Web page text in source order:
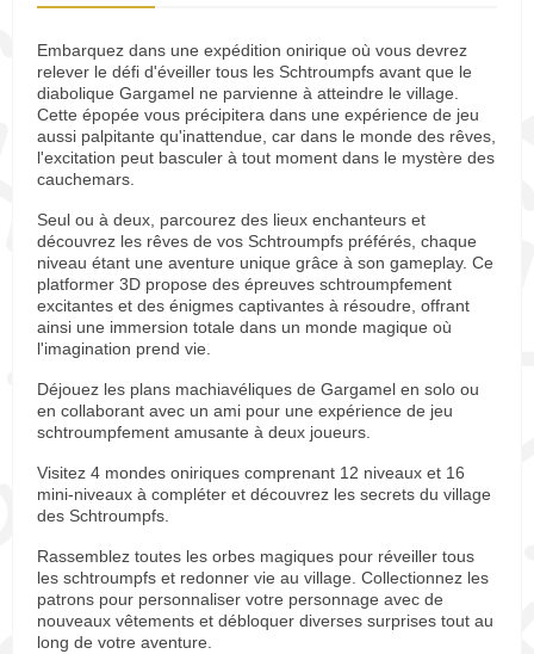
Embarquez dans une expédition onirique où vous devrez
relever le défi d'éveiller tous les Schtroumpfs avant que le
diabolique Gargamel ne parvienne à atteindre le village.
Cette épopée vous précipitera dans une expérience de jeu
aussi palpitante qu'inattendue, car dans le monde des rêves,
l'excitation peut basculer à tout moment dans le mystère des
cauchemars.
Seul ou à deux, parcourez des lieux enchanteurs et
découvrez les rêves de vos Schtroumpfs préférés, chaque
niveau étant une aventure unique grâce à son gameplay. Ce
platformer 3D propose des épreuves schtroumpfement
excitantes et des énigmes captivantes à résoudre, offrant
ainsi une immersion totale dans un monde magique où
l'imagination prend vie.
Déjouez les plans machiavéliques de Gargamel en solo ou
en collaborant avec un ami pour une expérience de jeu
schtroumpfement amusante à deux joueurs.
Visitez 4 mondes oniriques comprenant 12 niveaux et 16
mini-niveaux à compléter et découvrez les secrets du village
des Schtroumpfs.
Rassemblez toutes les orbes magiques pour réveiller tous
les schtroumpfs et redonner vie au village. Collectionnez les
patrons pour personnaliser votre personnage avec de
nouveaux vêtements et débloquer diverses surprises tout au
long de votre aventure.